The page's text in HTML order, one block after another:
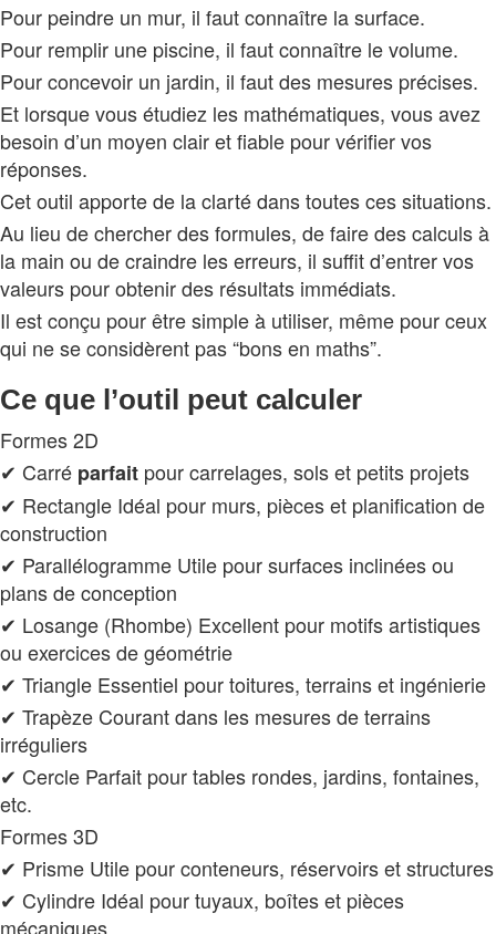
Pour peindre un mur, il faut connaître la surface.
Pour remplir une piscine, il faut connaître le volume.
Pour concevoir un jardin, il faut des mesures précises.
Et lorsque vous étudiez les mathématiques, vous avez
besoin d’un moyen clair et fiable pour vérifier vos
réponses.
Cet outil apporte de la clarté dans toutes ces situations.
Au lieu de chercher des formules, de faire des calculs à
la main ou de craindre les erreurs, il suffit d’entrer vos
valeurs pour obtenir des résultats immédiats.
Il est conçu pour être simple à utiliser, même pour ceux
qui ne se considèrent pas “bons en maths”.
Ce que l’outil peut calculer
Formes 2D
✔ Carré parfait pour carrelages, sols et petits projets
✔ Rectangle Idéal pour murs, pièces et planification de
construction
✔ Parallélogramme Utile pour surfaces inclinées ou
plans de conception
✔ Losange (Rhombe) Excellent pour motifs artistiques
ou exercices de géométrie
✔ Triangle Essentiel pour toitures, terrains et ingénierie
✔ Trapèze Courant dans les mesures de terrains
irréguliers
✔ Cercle Parfait pour tables rondes, jardins, fontaines,
etc.
Formes 3D
✔ Prisme Utile pour conteneurs, réservoirs et structures
✔ Cylindre Idéal pour tuyaux, boîtes et pièces
mécaniques